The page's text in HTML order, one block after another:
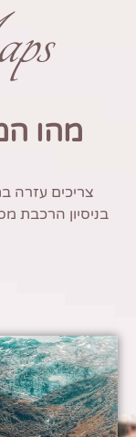
מהו
צריכים עזרה
בניסיון הרכבת